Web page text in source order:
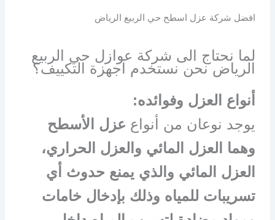
افضل شركة عزل اسطح حي الربيع الرياض
لما نحتاج الى شركة عوازل حي الربيع
الرياض نحن نستخدم اجهزة التكييف؟
أنواع العزل وفوائده:
يوجد نوعان من أنواع عزل الأسطح
وهما العزل المائي والعزل الحراري،
العزل المائي والذي يمنع حدوث أي
تسريبات للمياه وذلك بإدخال خامات